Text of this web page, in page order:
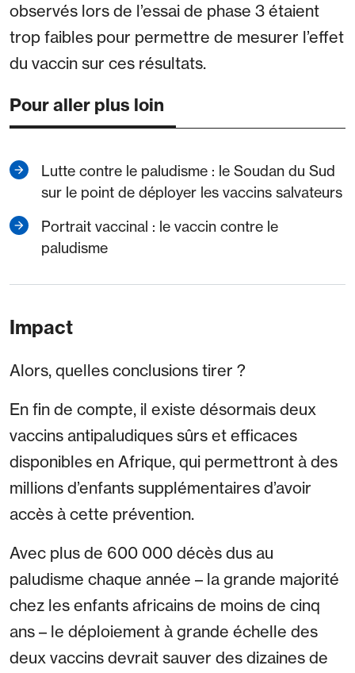
observés lors de l’essai de phase 3 étaient
trop faibles pour permettre de mesurer l’effet
du vaccin sur ces résultats.
Pour aller plus loin
Lutte contre le paludisme : le Soudan du Sud
sur le point de déployer les vaccins salvateurs
Portrait vaccinal : le vaccin contre le
paludisme
Impact
Alors, quelles conclusions tirer ?
En fin de compte, il existe désormais deux
vaccins antipaludiques sûrs et efficaces
disponibles en Afrique, qui permettront à des
millions d’enfants supplémentaires d’avoir
accès à cette prévention.
Avec plus de 600 000 décès dus au
paludisme chaque année – la grande majorité
chez les enfants africains de moins de cinq
ans – le déploiement à grande échelle des
deux vaccins devrait sauver des dizaines de